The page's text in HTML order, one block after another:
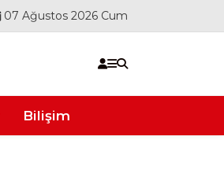
07 Ağustos 2026 Cum
Bilişim